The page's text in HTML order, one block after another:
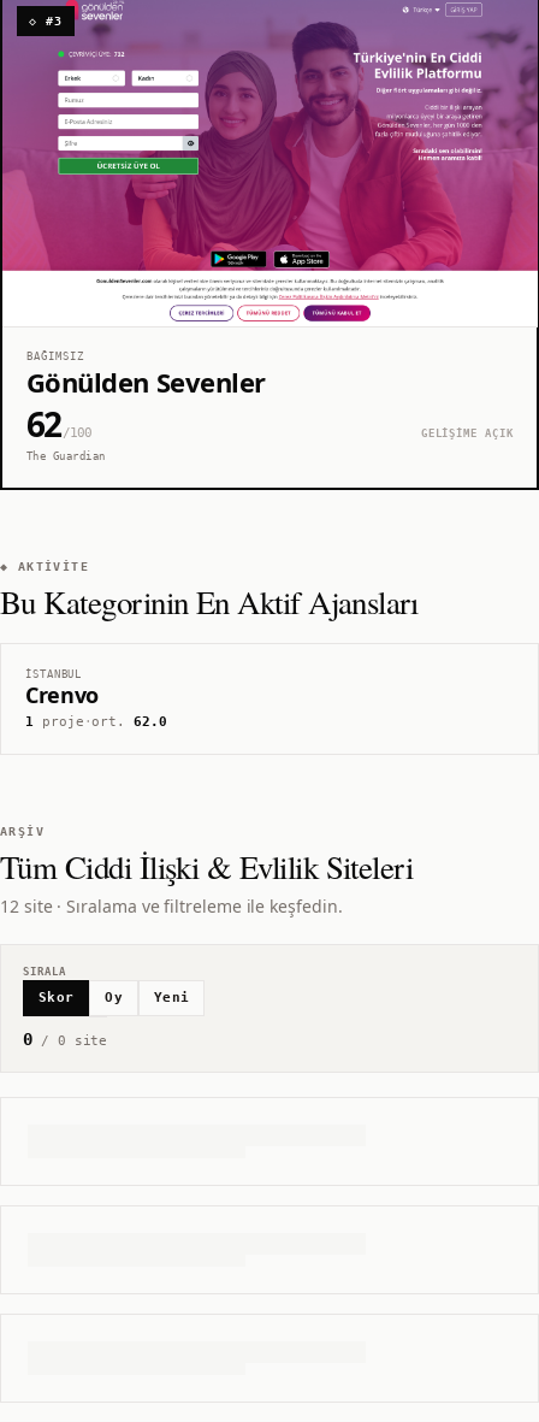
◇ #3
BAĞIMSIZ
Gönülden Sevenler
62/100
GELİŞİME AÇIK
The Guardian
◆ AKTIVITE
Bu Kategorinin En Aktif Ajansları
İSTANBUL
Crenvo
1proje ·ort.62.0
ARŞIV
TümCiddi İlişki & EvlilikSiteleri
12 site · Sıralama ve filtreleme ile keşfedin.
SIRALA
Skor Oy Yeni
0/ 0 site